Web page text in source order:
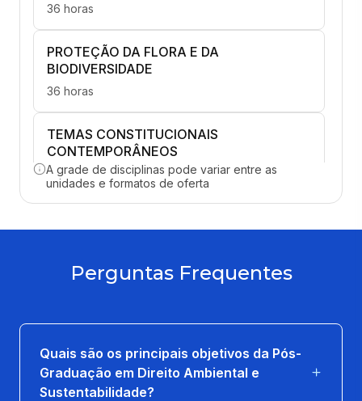
36 horas
PROTEÇÃO DA FLORA E DA
BIODIVERSIDADE
36 horas
TEMAS CONSTITUCIONAIS
CONTEMPORÂNEOS
36 horas
GOVERNANÇA CORPORATIVA E
36 horas
POLUIÇÃO AMBIENTAL E MECANISMOS
DE CONTROLE
A grade de disciplinas pode variar entre as
unidades e formatos de oferta
Perguntas Frequentes
Quais são os principais objetivos da Pós-
Graduação em Direito Ambiental e
Sustentabilidade?